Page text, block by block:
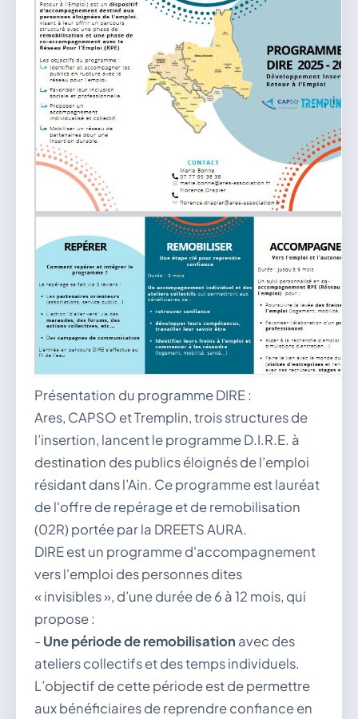
Présentation du programme DIRE :
Ares, CAPSO et Tremplin, trois structures de
l’insertion, lancent le programme D.I.R.E. à
destination des publics éloignés de l’emploi
résidant dans l’Ain. Ce programme est lauréat
de l'offre de repérage et de remobilisation
(02R) portée par la DREETS AURA.
DIRE est un programme d'accompagnement
vers l'emploi des personnes dites
« invisibles », d’une durée de 6 à 12 mois, qui
propose :
- Une période de remobilisation avec des
ateliers collectifs et des temps individuels.
L’objectif de cette période est de permettre
aux bénéficiaires de reprendre confiance en